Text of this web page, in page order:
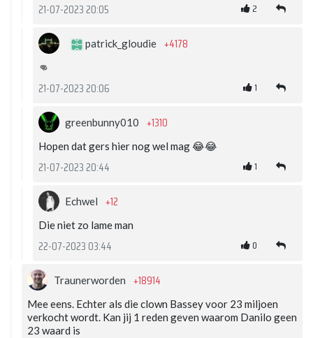
21-07-2023 20:05 2
patrick_gloudie +4178
👊
21-07-2023 20:06 1
greenbunny010 +1310
Hopen dat gers hier nog wel mag 😂😂
21-07-2023 20:44 1
Echwel +12
Die niet zo lame man
22-07-2023 03:44 0
Traunerworden +18914
Mee eens. Echter als die clown Bassey voor 23 miljoen
verkocht wordt. Kan jij 1 reden geven waarom Danilo geen
23 waard is